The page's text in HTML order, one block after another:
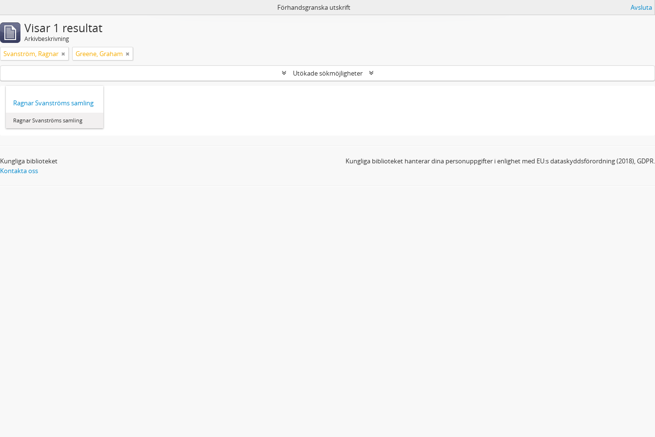
Förhandsgranska utskrift Avsluta
Visar 1 resultat
Arkivbeskrivning
Svanström, Ragnar Greene, Graham
Utökade sökmöjligheter
Ragnar Svanströms samling
Ragnar Svanströms samling
Kungliga biblioteket
Kontakta oss
Kungliga biblioteket hanterar dina personuppgifter i enlighet med EU:s dataskyddsförordning (2018), GDPR.